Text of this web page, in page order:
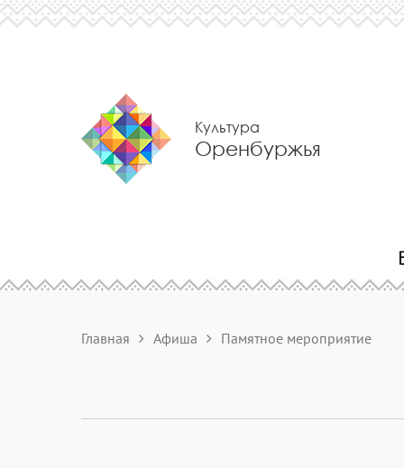
Культура
Оренбуржья
Главная Афиша Памятное мероприятие